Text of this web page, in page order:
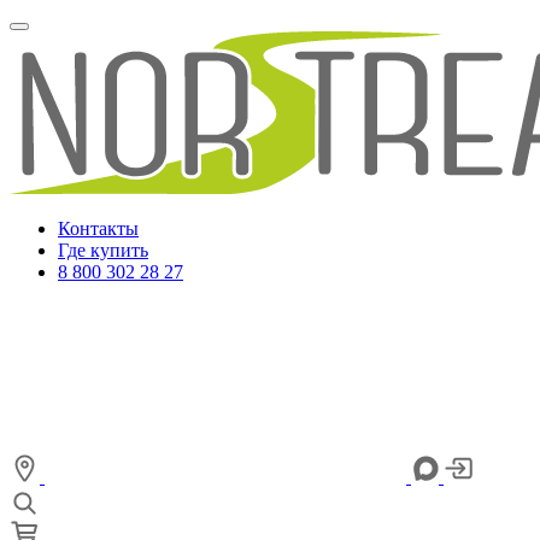
Контакты
Где купить
8 800 302 28 27